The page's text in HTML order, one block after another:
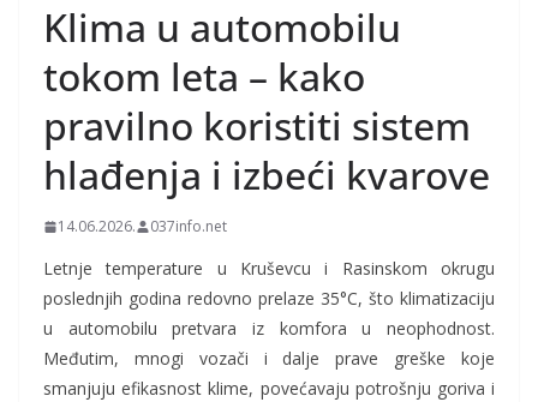
Klima u automobilu
tokom leta – kako
pravilno koristiti sistem
hlađenja i izbeći kvarove
14.06.2026. 037info.net
Letnje temperature u Kruševcu i Rasinskom okrugu
poslednjih godina redovno prelaze 35°C, što klimatizaciju
u automobilu pretvara iz komfora u neophodnost.
Međutim, mnogi vozači i dalje prave greške koje
smanjuju efikasnost klime, povećavaju potrošnju goriva i